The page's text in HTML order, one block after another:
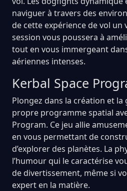
naviguer à travers des
de cette expérience de vol un
session vous poussera à
tout en vous immergeant
aériennes intenses.
Kerbal Space
Plongez dans la création et
propre programme spatial
Program. Ce jeu allie
en vous permettant de
d’explorer des planètes. La
l’humour qui le caractérise
de divertissement, même si
expert en la matière.